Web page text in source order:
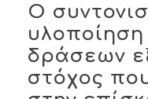
Ο
υλοποίηση
δράσεων
στόχος